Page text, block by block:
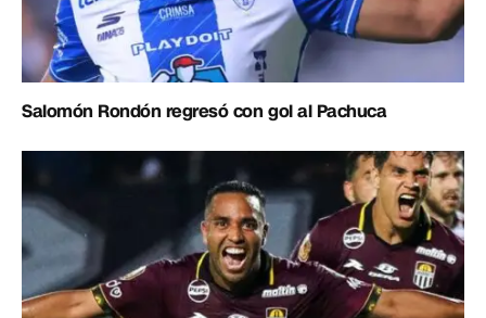
Salomón Rondón regresó con gol al Pachuca